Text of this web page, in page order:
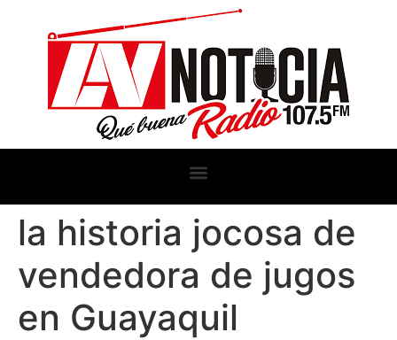
la historia jocosa de
vendedora de jugos
en Guayaquil